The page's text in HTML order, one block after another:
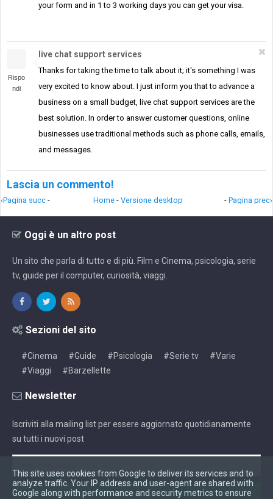
your form and in 1 to 3 working days you can get your visa.
Rispo
ndi
live chat support services
Thanks for taking the time to talk about it; it's something I was
very excited to know about. I just inform you that to advance a
business on a small budget, live chat support services are the
best solution. In order to answer customer questions, online
businesses use traditional methods such as phone calls, emails,
and messages.
Lascia un commento!
‹Pagina succ - - Pagina prec›
Home - Versione desktop
Oggi è un altro post
Un sito che parla di tutto e di più. Film e Cinema, psicologia, serie
tv, guide per il computer, curiosità, viaggi.
Sezioni del sito
#Cinema #Guide #Psicologia #Serie tv
#Varie
#Viaggi
#Barzellette
Newsletter
Iscriviti alla mailing list per essere aggiornato quotidianamente
su tutti i nuovi post
This site uses cookies from Google to deliver its services and to
analyze traffic. Your IP address and user-agent are shared with
Google along with performance and security metrics to ensure